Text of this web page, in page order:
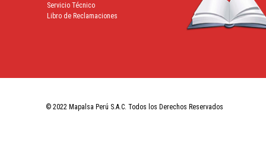
Servicio Técnico
Libro de Reclamaciones
© 2022 Mapalsa Perú S.A.C. Todos los Derechos Reservados